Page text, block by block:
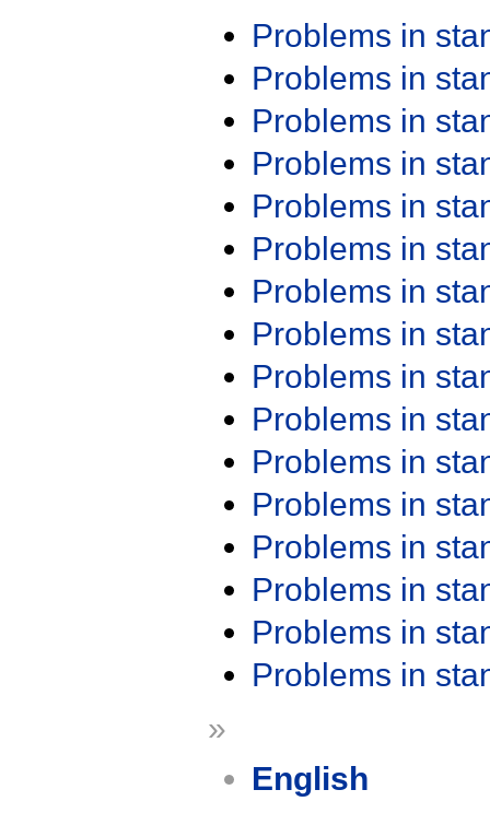
Problems in
Problems in
Problems in
Problems in
Problems in
Problems in
Problems in
Problems in
Problems in
Problems in
Problems in
Problems in
Problems in
Problems in
Problems in
Problems in
»
English